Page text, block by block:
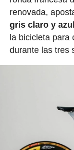
renovada,
gris claro y azul
la bicicleta para
durante las tres